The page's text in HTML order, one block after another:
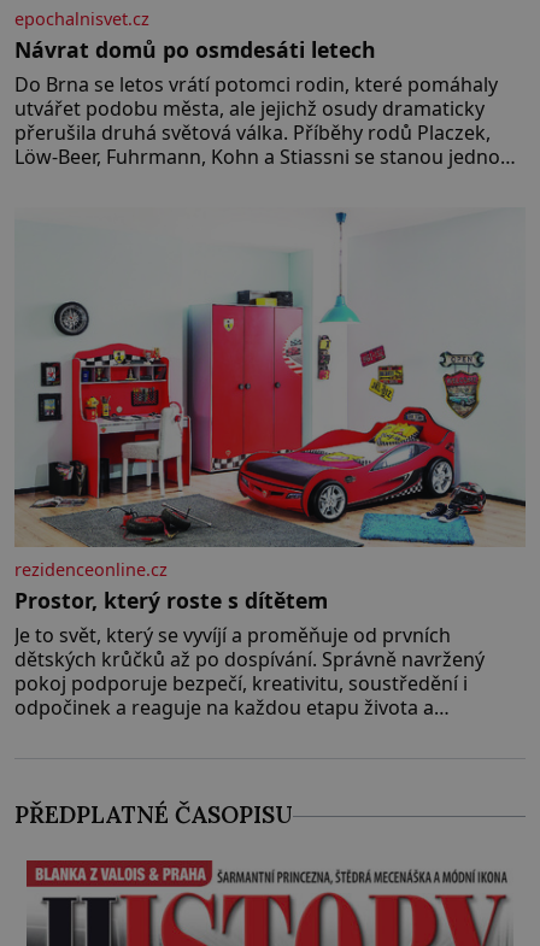
epochalnisvet.cz
Návrat domů po osmdesáti letech
Do Brna se letos vrátí potomci rodin, které pomáhaly
utvářet podobu města, ale jejichž osudy dramaticky
přerušila druhá světová válka. Příběhy rodů Placzek,
Löw-Beer, Fuhrmann, Kohn a Stiassni se stanou jednou
jednoduché. Místa, která si člověk pamatuje z
rodinných vyprávění, už dávno
rezidenceonline.cz
Prostor, který roste s dítětem
Je to svět, který se vyvíjí a proměňuje od prvních
dětských krůčků až po dospívání. Správně navržený
pokoj podporuje bezpečí, kreativitu, soustředění i
odpočinek a reaguje na každou etapu života a
Předškolní věk je
PŘEDPLATNÉ ČASOPISU